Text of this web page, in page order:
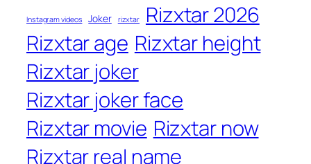
Instagram videos Joker rizxtar
Rizxtar 2026
Rizxtar age Rizxtar height
Rizxtar joker
Rizxtar joker face
Rizxtar movie Rizxtar now
Rizxtar real name